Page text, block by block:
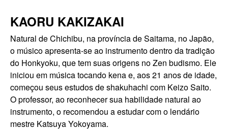
KAORU KAKIZAKAI
Natural de Chichibu, na província de Saitama, no Japão,
o músico apresenta-se ao instrumento dentro da tradição
do Honkyoku, que tem suas origens no Zen budismo. Ele
iniciou em música tocando kena e, aos 21 anos de idade,
começou seus estudos de shakuhachi com Keizo Saito.
O professor, ao reconhecer sua habilidade natural ao
instrumento, o recomendou a estudar com o lendário
mestre Katsuya Yokoyama.